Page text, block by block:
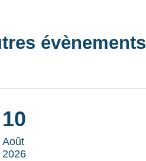
évènements
10
Août
2026